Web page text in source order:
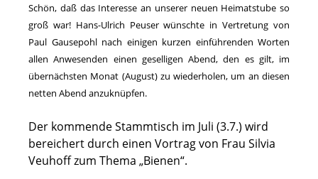
Schön, daß das Interesse an unserer neuen Heimatstube so
groß war! Hans-Ulrich Peuser wünschte in Vertretung von
Paul Gausepohl nach einigen kurzen einführenden Worten
allen Anwesenden einen geselligen Abend, den es gilt, im
übernächsten Monat (August) zu wiederholen, um an diesen
netten Abend anzuknüpfen.
Der kommende Stammtisch im Juli (3.7.) wird
bereichert durch einen Vortrag von Frau Silvia
Veuhoff zum Thema „Bienen“.